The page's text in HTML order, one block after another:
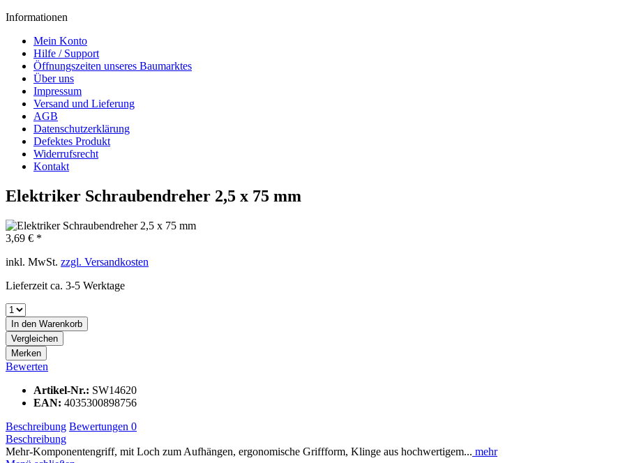
Informationen
Mein Konto
Hilfe / Support
Öffnungszeiten unseres Baumarktes
Über uns
Impressum
Versand und Lieferung
AGB
Datenschutzerklärung
Defektes Produkt
Widerrufsrecht
Kontakt
Elektriker Schraubendreher 2,5 x 75 mm
3,69 € *
inkl. MwSt. zzgl. Versandkosten
Lieferzeit ca. 3-5 Werktage
In den Warenkorb
Vergleichen
Merken
Bewerten
Artikel-Nr.: SW14620
EAN: 4035300898756
Beschreibung Bewertungen 0
Beschreibung
Mehr-Komponentengriff, mit Loch zum Aufhängen, ergonomische Griffform, Klinge aus hochwertigem... mehr